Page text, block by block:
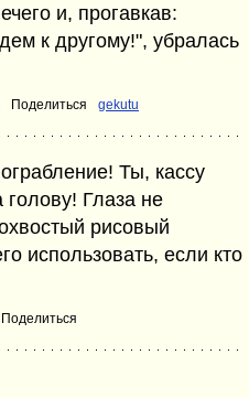
и, прогавкав:
к другому!", убралась
Поделиться gekutu
Ты, кассу
Глаза не
рисовый
использовать, если кто
Поделиться